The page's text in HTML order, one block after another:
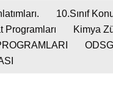
10.Sınıf
Programları
Kimya